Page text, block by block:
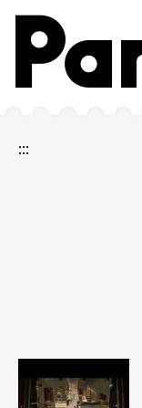
跳到主要內容區塊
網站導覽
:::